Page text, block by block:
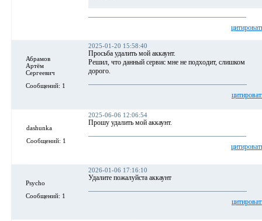
Абрамов
Артём
Сергеевич
Сообщений: 1
2025-01-20 15:58:40
Просьба удалить мой аккаунт.
Решил, что данный сервис мне не подходит, слишком
дорого.
dashunka
Сообщений: 1
2025-06-06 12:06:54
Прошу удалить мой аккаунт.
Psycho
Сообщений: 1
2026-01-06 17:16:10
Удалите пожалуйста аккаунт